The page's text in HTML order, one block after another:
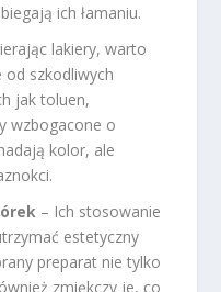
ich łamaniu.
lakiery, warto
od szkodliwych
jak toluen,
wzbogacone o
kolor, ale
– Ich stosowanie
estetyczny
preparat nie tylko
zmiękczy je, co